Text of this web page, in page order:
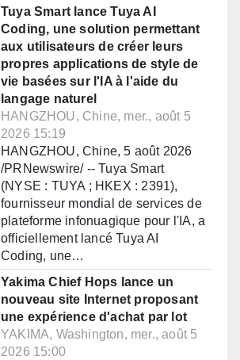
Tuya Smart lance Tuya AI
Coding, une solution permettant
aux utilisateurs de créer leurs
propres applications de style de
vie basées sur l'IA à l'aide du
langage naturel
HANGZHOU, Chine, mer., août 5
2026 15:19
HANGZHOU, Chine, 5 août 2026
/PRNewswire/ -- Tuya Smart
(NYSE : TUYA ; HKEX : 2391),
fournisseur mondial de services de
plateforme infonuagique pour l'IA, a
officiellement lancé Tuya AI
Coding, une…
Yakima Chief Hops lance un
nouveau site Internet proposant
une expérience d'achat par lot
YAKIMA, Washington, mer., août 5
2026 15:00